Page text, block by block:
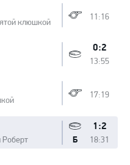
клюшкой
11:16
0:2
13:55
17:19
Роберт
1:2
18:31
Б